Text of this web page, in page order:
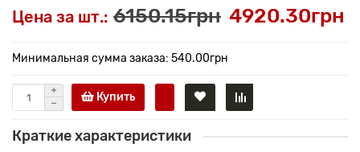
Цена за шт.: 6150.15грн 4920.30грн
Минимальная сумма заказа: 540.00грн
Купить
Краткие характеристики